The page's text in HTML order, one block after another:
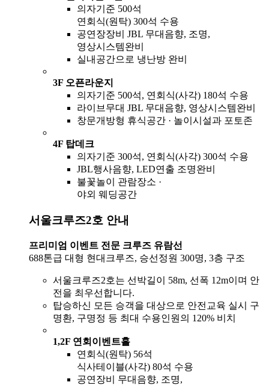
의자기준 500석
연회식(원탁) 300석 수용
공연장장비 JBL 무대음향, 조명,
영상시스템완비
실내공간으로 냉난방 완비
3F 오픈라운지
의자기준 500석, 연회식(사각) 180석 수용
라이브무대 JBL 무대음향, 영상시스템완비
창문개방형 휴식공간 · 놀이시설과 포토존
4F 탑데크
의자기준 300석, 연회식(사각) 300석 수용
JBL행사음향, LED연출 조명완비
불꽃놀이 관람장소 ·
야외 웨딩공간
서울크루즈2호 안내
프리미엄 이벤트 전문 크루즈 유람선
688톤급 대형 현대크루즈, 승선정원 300명, 3층 구조
서울크루즈2호는 선박길이 58m, 선폭 12m이며 안
전을 최우선합니다.
탑승하신 모든 승객을 대상으로 안전교육 실시 구
명환, 구명정 등 최대 수용인원의 120% 비치
1,2F 연회이벤트홀
연회식(원탁) 56석
식사테이블(사각) 80석 수용
공연장비 무대음향, 조명,